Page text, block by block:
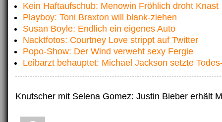
Kein Haftaufschub: Menowin Fröhlich droht Knast
Playboy: Toni Braxton will blank-ziehen
Susan Boyle: Endlich ein eigenes Auto
Nacktfotos: Courtney Love strippt auf Twitter
Popo-Show: Der Wind verweht sexy Fergie
Leibarzt behauptet: Michael Jackson setzte
Knutscher mit Selena Gomez: Justin Bieber erhält